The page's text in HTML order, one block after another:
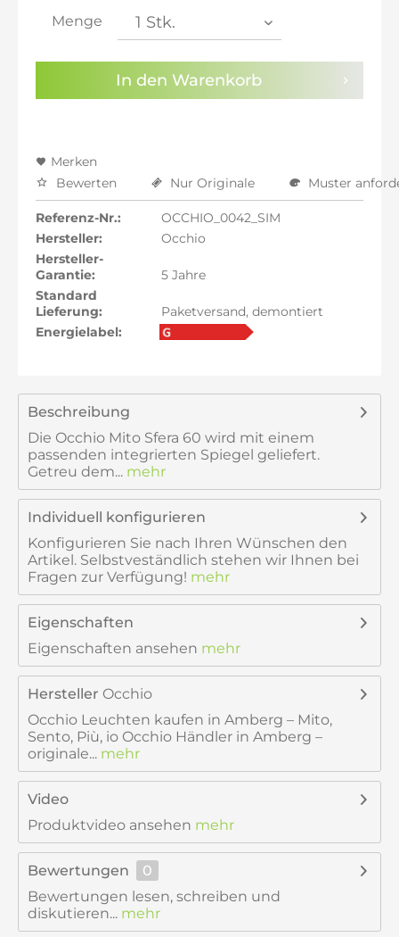
Sie haben dieDatenschutzbestimmungenzur
Kenntnis genommen.
inkl. 21% MwSt.: 2.397,63 €
inkl. 22% MwSt.: 2.417,45 €
Menge
In den Warenkorb
Merken
Bewerten
Nur Originale Muster
Referenz-Nr.:
OCCHIO_0042_SIM
Hersteller:
Occhio
Hersteller-
Garantie:
5 Jahre
Standard
Lieferung:
Paketversand, demontiert
Energielabel:
Beschreibung
Die Occhio Mito Sfera 60 wird mit einem
passenden integrierten Spiegel geliefert.
Getreu dem... mehr
Individuell konfigurieren
Konfigurieren Sie nach Ihren Wünschen den
Artikel. Selbstveständlich stehen wir Ihnen bei
Fragen zur Verfügung! mehr
Eigenschaften
Eigenschaften ansehen mehr
Hersteller Occhio
Occhio Leuchten kaufen in Amberg – Mito,
Sento, Più, io Occhio Händler in Amberg –
originale... mehr
Video
Produktvideo ansehen mehr
Bewertungen
0
Bewertungen lesen, schreiben und
diskutieren... mehr